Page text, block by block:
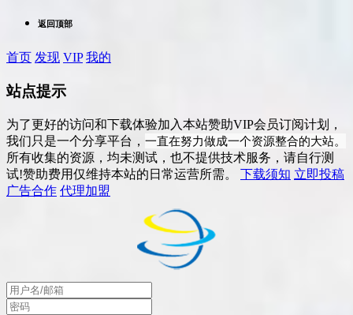
返回顶部
首页 发现 VIP 我的
站点提示
为了更好的访问和下载体验加入本站赞助VIP会员订阅计划，
我们只是一个分享平台， 一直在努力做成一个资源整合的大站。
所有收集的资源，均未测试，也不提供技术服务，请自行测
试!赞助费用仅维持本站的日常运营所需。 下载须知 立即投稿
广告合作 代理加盟